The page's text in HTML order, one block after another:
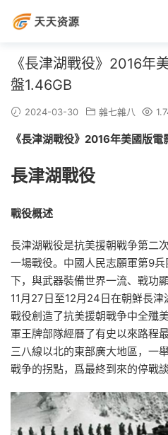
《長津湖戰役》2016年
盤1.46GB
2024-03-30 雜七雜八
《長津湖戰役》2016年美國版
長津湖戰役
戰役概述
長津湖戰役是抗美援朝戰争第二
一場戰役。中國人民志願軍第9
下，與武器裝備世界一流、戰功
11月27日至12月24日在朝鮮長
戰役創造了抗美援朝戰争中全殲
軍王牌部隊經曆了有史以來路程
三八線以北的東部廣大地區，一
戰争的拐點，爲最終到來的停戰